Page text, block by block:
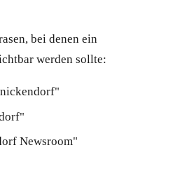
bei denen ein
werden sollte:
Newsroom"